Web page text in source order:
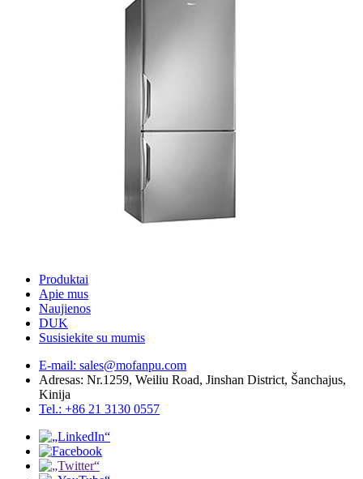
Produktai
Apie mus
Naujienos
DUK
Susisiekite su mumis
E-mail: sales@mofanpu.com
Adresas: Nr.1259, Weiliu Road, Jinshan District, Šanchajus,
Kinija
Tel.: +86 21 3130 0557